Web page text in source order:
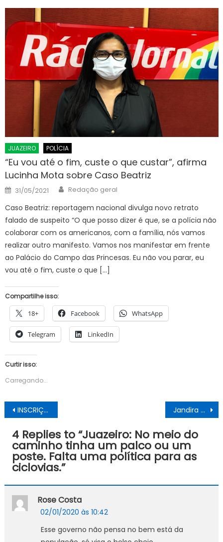
JUAZEIRO POLÍCIA
“Eu vou até o fim, custe o que custar”, afirma
Lucinha Mota sobre Caso Beatriz
Posted
on
31/05/2021 Author
Redação geral
Caso Beatriz: reportagem nacional divulga novo retrato
falado de suspeito “O que posso dizer é que, se a polícia não
colaborar com os americanos, com a família, nós vamos
realizar outro manifesto. Vamos nos manifestar em frente
ao Palácio do Campo das Princesas. Eu não vou parar, eu
vou até o fim, custe o que […]
Compartilhe isso:
18+ Facebook WhatsApp
Telegram LinkedIn
Curtir isso:
Carregando...
Navegação
de
Post
INSCRIÇÕES PARA 4º FESTIVAL DE TEATRO DO INTERIOR DA BAHIA, ENCERRAM-SE NESTA SEGUNDA-FEIRA (30) Jandira sobre rumor que circulou: “PCdoB não vai mudar de nome. Me orgulho de ser comunista”
4 Replies to “Juazeiro: No meio do
caminho tinha um palco ou um
poste. Falta uma política para as
ciclovias.”
Rose Costa
02/01/2020 às 10:42
Esse governo não pensa no bem está da